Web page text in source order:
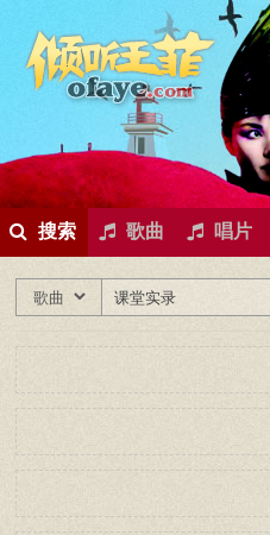
有歌曲专辑
王菲新闻王菲的精美图片
王菲精彩视
搜索 歌曲 唱片